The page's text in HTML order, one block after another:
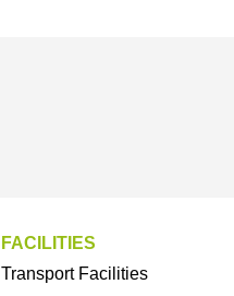
FACILITIES
Transport Facilities